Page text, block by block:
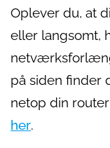
Oplever du, at
eller langsomt,
på siden finder
netop din
her.